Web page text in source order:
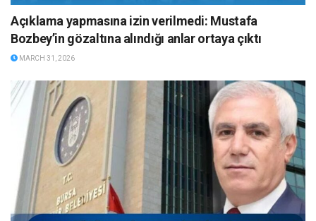
Açıklama yapmasına izin verilmedi: Mustafa
Bozbey’in gözaltına alındığı anlar ortaya çıktı
MARCH 31, 2026